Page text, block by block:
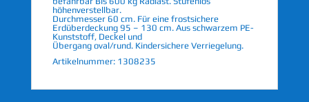
höhenverstellbar.
Durchmesser 60 cm. Für eine frostsichere
Erdüberdeckung 95 – 130 cm. Aus schwarzem PE-
Kunststoff, Deckel und
Übergang oval/rund. Kindersichere Verriegelung.
Artikelnummer: 1308235